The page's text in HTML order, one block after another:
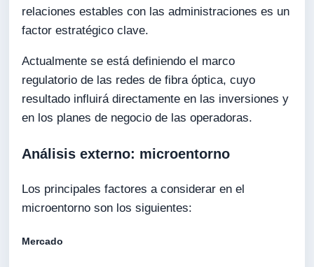
relaciones estables con las administraciones es un
factor estratégico clave.
Actualmente se está definiendo el marco
regulatorio de las redes de fibra óptica, cuyo
resultado influirá directamente en las inversiones y
en los planes de negocio de las operadoras.
Análisis externo: microentorno
Los principales factores a considerar en el
microentorno son los siguientes:
Mercado